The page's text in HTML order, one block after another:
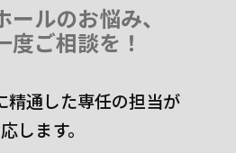
ルのお悩み、
度ご相談を！
精通した専任の担当が
します。